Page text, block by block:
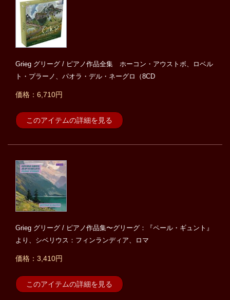
Grieg グリーグ / ピアノ作品全集 ホーコン・アウストボ、ロベル
ト・プラーノ、パオラ・デル・ネーグロ（8CD
価格：6,710円
このアイテムの詳細を見る
Grieg グリーグ / ピアノ作品集〜グリーグ：『ペール・ギュント』
より、シベリウス：フィンランディア、ロマ
価格：3,410円
このアイテムの詳細を見る